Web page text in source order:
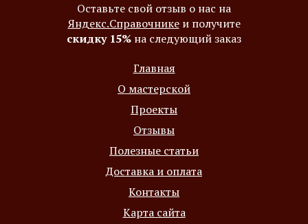
Оставьте свой отзыв о нас на
Яндекс.Справочникеи получите
скидку 15% на следующий заказ
Главная
О мастерской
Проекты
Отзывы
Полезные статьи
Доставка и оплата
Контакты
Карта сайта